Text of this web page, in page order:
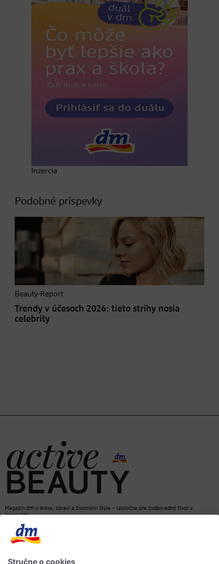
Inzercia
Podobné príspevky
Beauty-Report
Trendy v účesoch 2026: tieto strihy nosia
celebrity
Magazín dm o kráse, zdraví a životnom štýle – spoločne pre zodpovedný život v
rovnováhe